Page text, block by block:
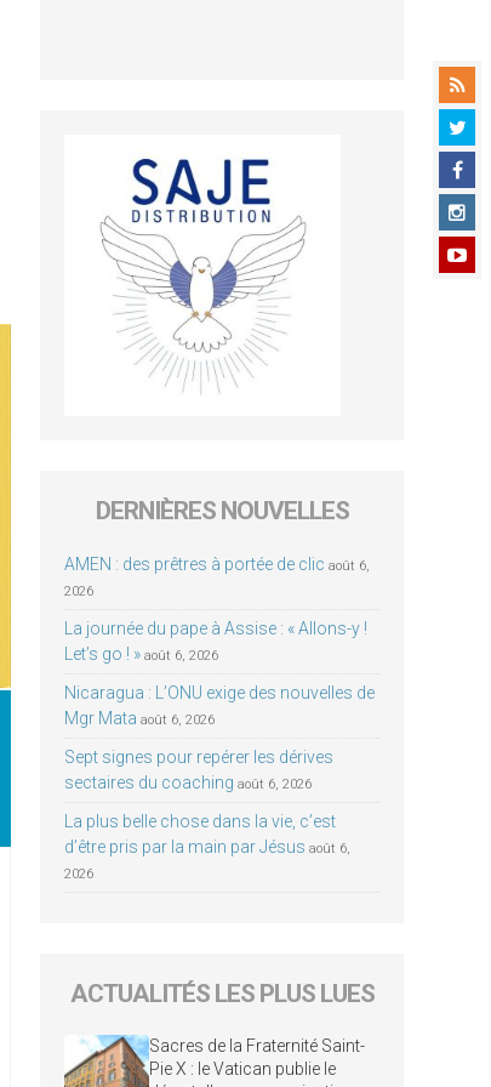
DERNIÈRES NOUVELLES
AMEN : des prêtres à portée de clic août 6,
2026
La journée du pape à Assise : « Allons-y !
Let’s go ! » août 6, 2026
Nicaragua : L’ONU exige des nouvelles de
Mgr Mata août 6, 2026
Sept signes pour repérer les dérives
sectaires du coaching août 6, 2026
La plus belle chose dans la vie, c’est
d’être pris par la main par Jésus août 6,
2026
ACTUALITÉS LES PLUS LUES
Sacres de la Fraternité Saint-
Pie X : le Vatican publie le